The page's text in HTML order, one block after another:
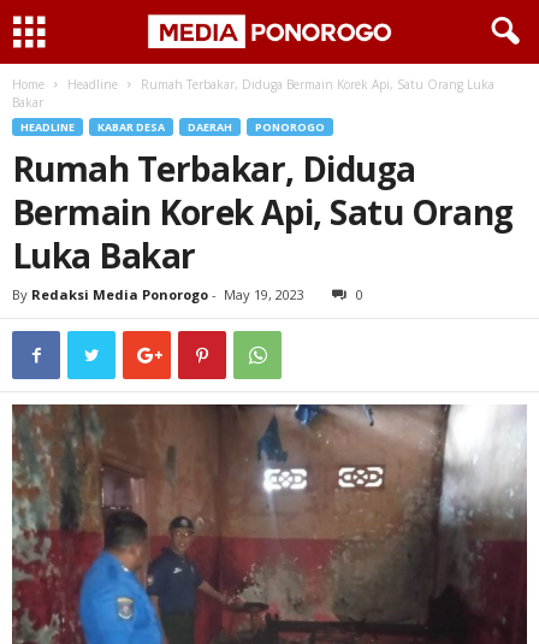
Home Headline
Rumah Terbakar, Diduga Bermain Korek Api, Satu Orang Luka
Bakar
HEADLINE KABAR DESA DAERAH PONOROGO
Rumah Terbakar, Diduga
Bermain Korek Api, Satu Orang
Luka Bakar
By Redaksi Media Ponorogo - May 19, 2023 0